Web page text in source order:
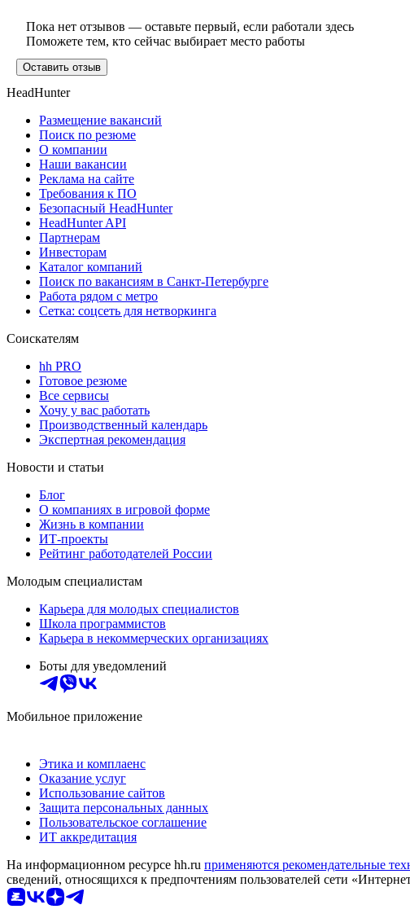
Пока нет отзывов — оставьте первый, если работали здесь
Поможете тем, кто сейчас выбирает место работы
Оставить отзыв
HeadHunter
Размещение вакансий
Поиск по резюме
О компании
Наши вакансии
Реклама на сайте
Требования к ПО
Безопасный HeadHunter
HeadHunter API
Партнерам
Инвесторам
Каталог компаний
Поиск по вакансиям в Санкт-Петербурге
Работа рядом с метро
Сетка: соцсеть для нетворкинга
Соискателям
hh PRO
Готовое резюме
Все сервисы
Хочу у вас работать
Производственный календарь
Экспертная рекомендация
Новости и статьи
Блог
О компаниях в игровой форме
Жизнь в компании
ИТ-проекты
Рейтинг работодателей России
Молодым специалистам
Карьера для молодых специалистов
Школа программистов
Карьера в некоммерческих организациях
Боты для уведомлений
Мобильное приложение
Этика и комплаенс
Оказание услуг
Использование сайтов
Защита персональных данных
Пользовательское соглашение
ИТ аккредитация
На информационном ресурсе hh.ru применяются рекомендательные
сведений, относящихся к предпочтениям пользователей сети